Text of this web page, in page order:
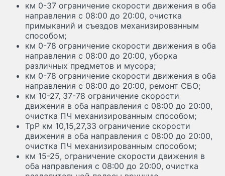
км 0-37 ограничение скорости движения в оба
направления с 08:00 до 20:00, очистка
примыканий и съездов механизированным
способом;
км 0-78 ограничение скорости движения в оба
направления с 08:00 до 20:00, уборка
различных предметов и мусора;
км 0-78 ограничение скорости движения в оба
направления с 08:00 до 20:00, ремонт СБО;
км 10-27, 37-78 ограничение скорости
движения в оба направления с 08:00 до 20:00,
очистка ПЧ механизированным способом;
ТрР км 10,15,27,33 ограничение скорости
движения в оба направления с 08:00 до 20:00,
очистка ПЧ механизированным способом;
км 15-25, ограничение скорости движения в
оба направления с 08:00 до 20:00, очистка